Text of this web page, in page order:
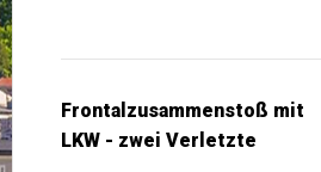
Frontalzusammenstoß mit
LKW - zwei Verletzte